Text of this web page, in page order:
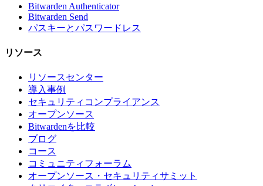
Bitwarden Authenticator
Bitwarden Send
パスキーとパスワードレス
リソース
リソースセンター
導入事例
セキュリティコンプライアンス
オープンソース
Bitwardenを比較
ブログ
コース
コミュニティフォーラム
オープンソース・セキュリティサミット